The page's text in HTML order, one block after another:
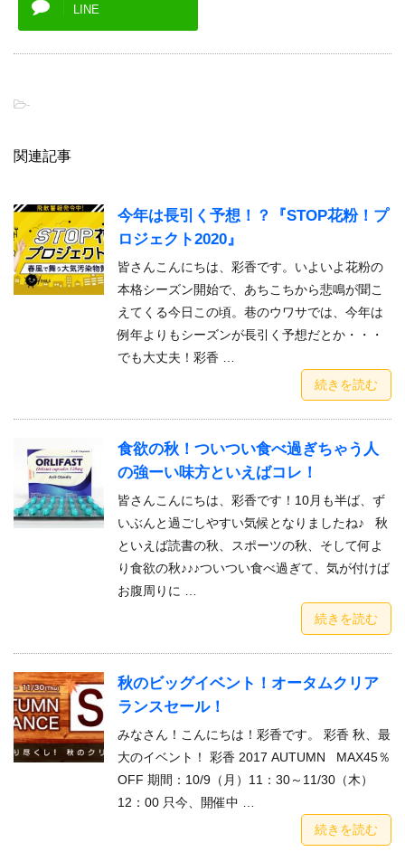
LINE
-
関連記事
今年は長引く予想！？『STOP花粉！プ
ロジェクト2020』
皆さんこんにちは、彩香です。いよいよ花粉の
本格シーズン開始で、あちこちから悲鳴が聞こ
えてくる今日この頃。巷のウワサでは、今年は
例年よりもシーズンが長引く予想だとか・・・
でも大丈夫！彩香 …
続きを読む
食欲の秋！ついつい食べ過ぎちゃう人
の強ーい味方といえばコレ！
皆さんこんにちは、彩香です！10月も半ば、ず
いぶんと過ごしやすい気候となりましたね♪ 秋
といえば読書の秋、スポーツの秋、そして何よ
り食欲の秋♪♪♪ついつい食べ過ぎて、気が付けば
お腹周りに …
続きを読む
秋のビッグイベント！オータムクリア
ランスセール！
みなさん！こんにちは！彩香です。 彩香 秋、最
大のイベント！ 彩香 2017 AUTUMN MAX45％
OFF 期間：10/9（月）11：30～11/30（木）
12：00 只今、開催中 …
続きを読む